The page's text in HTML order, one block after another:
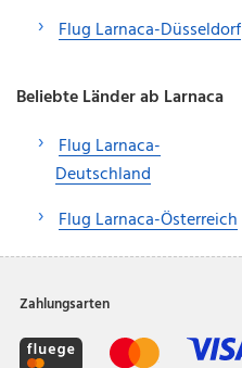
Flug Larnaca-Düsseldorf
Beliebte Länder ab Larnaca
Flug Larnaca-
Deutschland
Flug Larnaca-Österreich